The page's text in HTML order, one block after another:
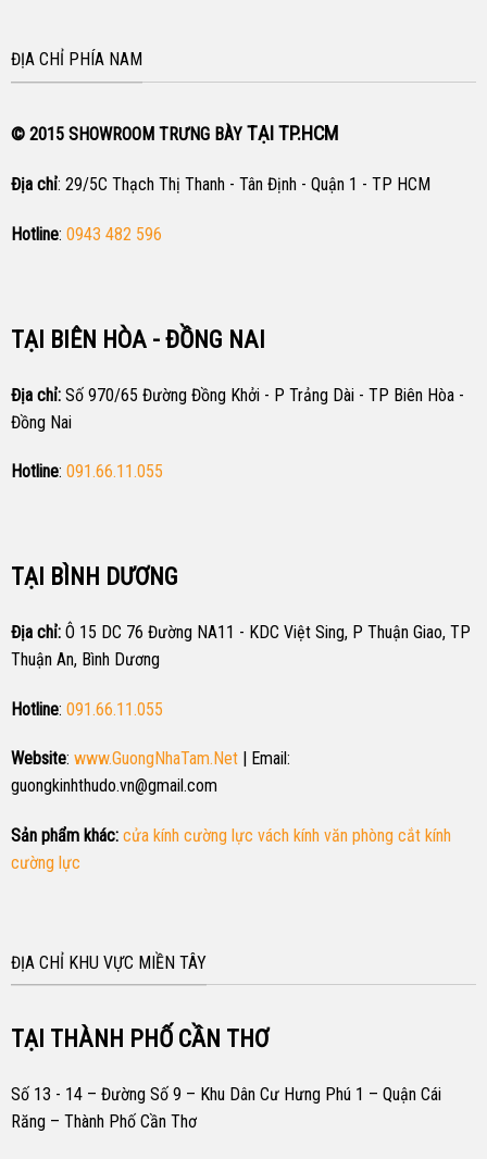
ĐỊA CHỈ PHÍA NAM
© 2015 SHOWROOM TRƯNG BÀY TẠI TP.HCM
Địa chỉ: 29/5C Thạch Thị Thanh - Tân Định - Quận 1 - TP HCM
Hotline: 0943 482 596
TẠI BIÊN HÒA - ĐỒNG NAI
Địa chỉ:Số 970/65 Đường Đồng Khởi - P Trảng Dài - TP Biên Hòa -
Đồng Nai
Hotline: 091.66.11.055
TẠI BÌNH DƯƠNG
Địa chỉ:Ô 15 DC 76 Đường NA11 - KDC Việt Sing, P Thuận Giao, TP
Thuận An, Bình Dương
Hotline: 091.66.11.055
Website: www.GuongNhaTam.Net| Email:
guongkinhthudo.vn@gmail.com
Sản phẩm khác: cửa kính cường lực vách kính văn phòng cắt kính
cường lực
ĐỊA CHỈ KHU VỰC MIỀN TÂY
TẠI THÀNH PHỐ CẦN THƠ
Số 13 - 14 – Đường Số 9 – Khu Dân Cư Hưng Phú 1 – Quận Cái
Răng – Thành Phố Cần Thơ